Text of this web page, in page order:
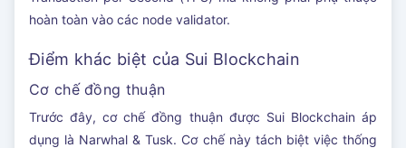
hoàn toàn vào các node validator.
Điểm khác biệt của Sui Blockchain
Cơ chế đồng thuận
Trước đây, cơ chế đồng thuận được Sui Blockchain áp
dụng là Narwhal & Tusk. Cơ chế này tách biệt việc thống